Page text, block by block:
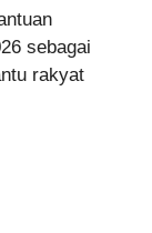
sebagai
rakyat